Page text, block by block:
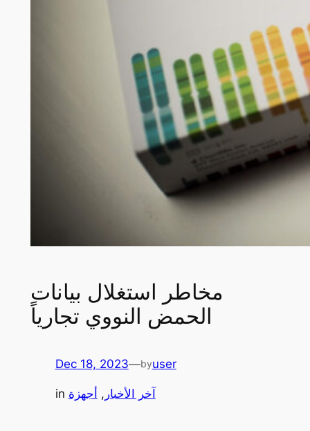
مخاطر استغلال بيانات
الحمض النووي تجارياً
Dec 18, 2023—byuser
in آخر الأخبار , أجهزة